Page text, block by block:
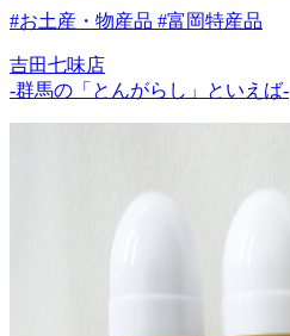
#お土産・物産品 #富岡特産品
吉田七味店
-群馬の「とんがらし」といえば-